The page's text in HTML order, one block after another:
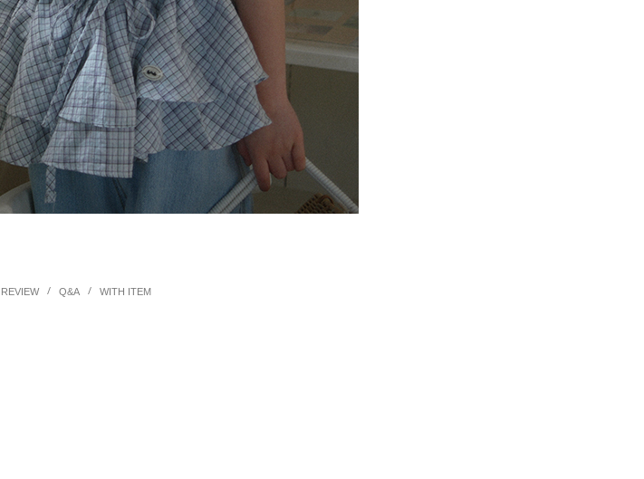
REVIEW/ Q&A/ WITH ITEM